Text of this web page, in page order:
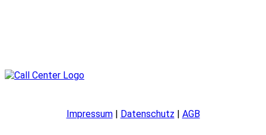
Impressum| Datenschutz | AGB